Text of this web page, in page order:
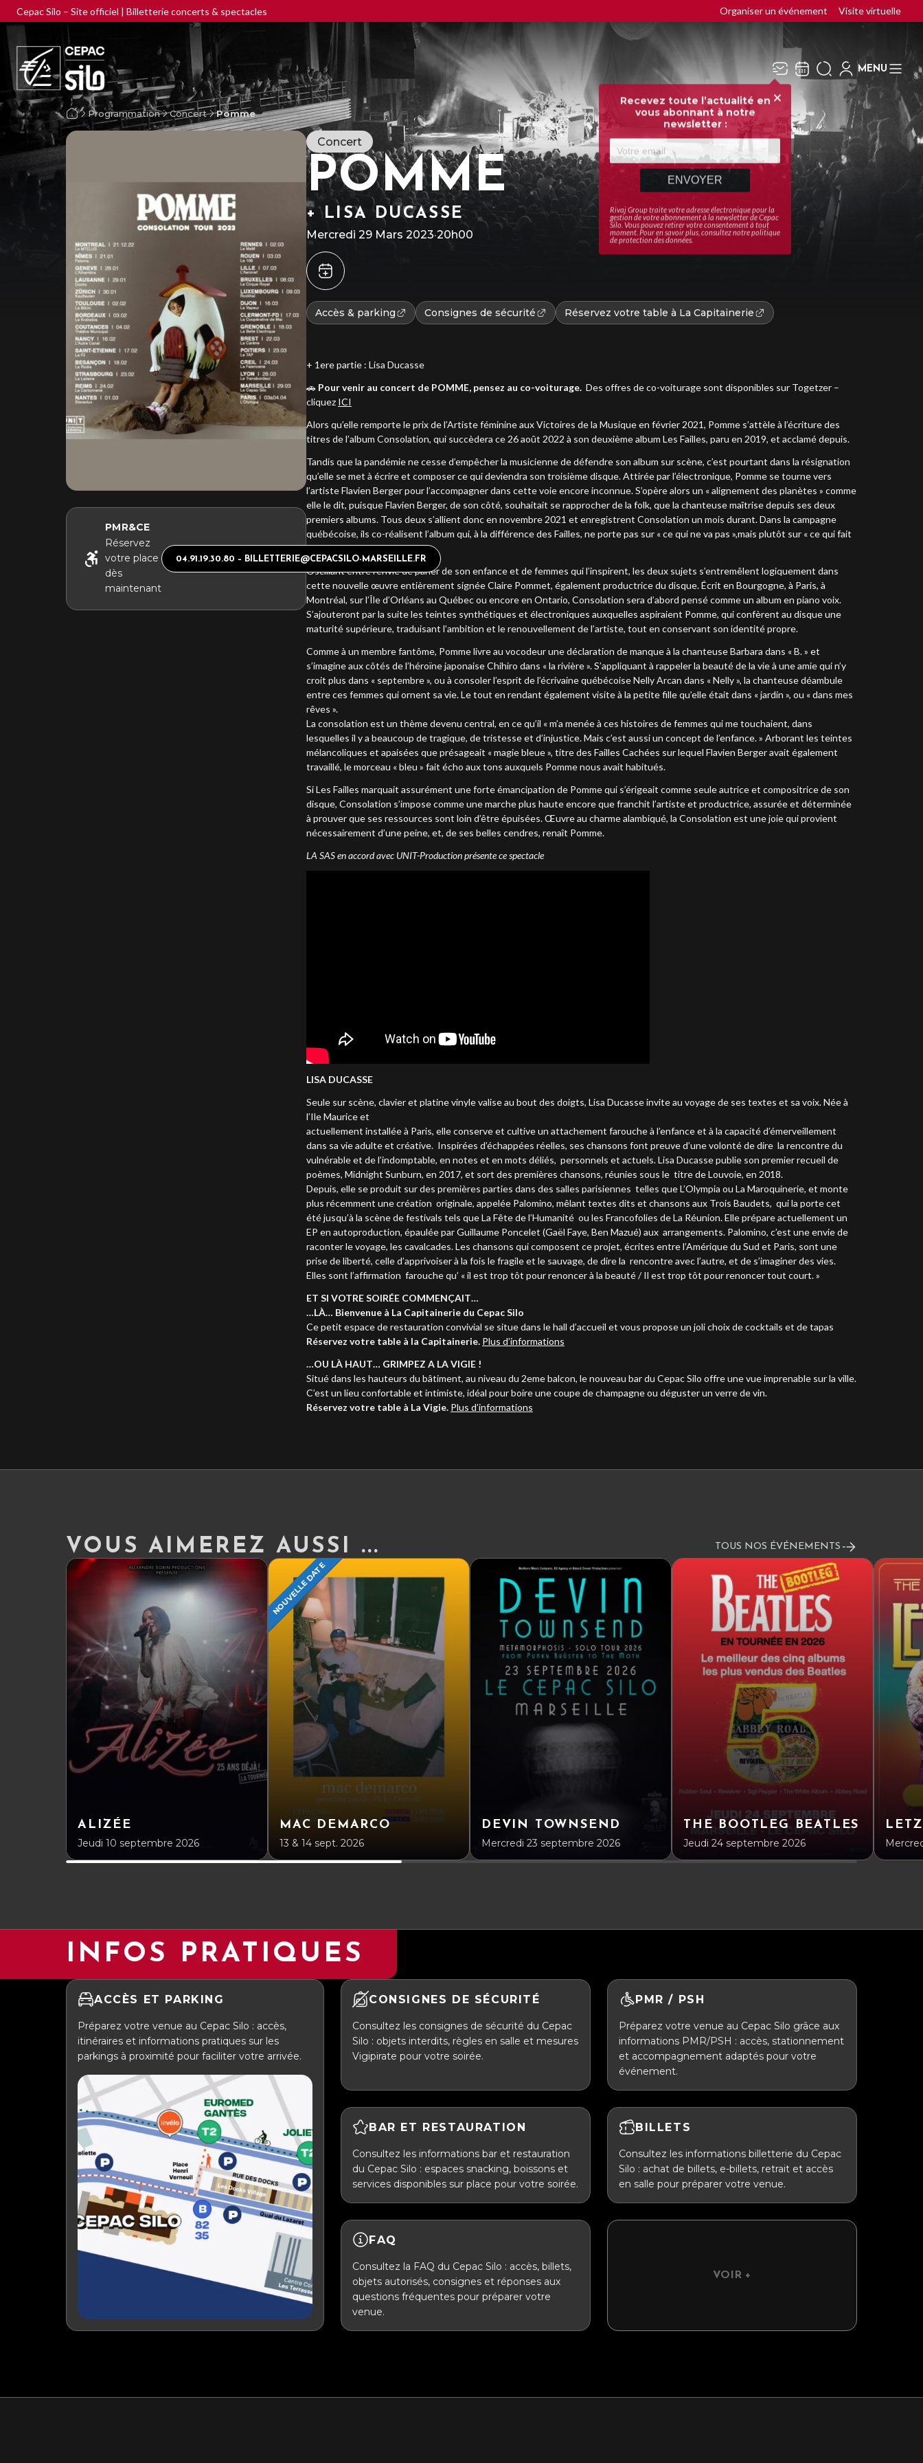
Cepac Silo – Site officiel | Billetterie concerts & spectacles Organiser un événement Visite virtuelle
Fermer
Recevez toute l’actualité en
vous abonnant à notre
newsletter :
ENVOYER
Rivaj Group traite votre adresse électronique pour la
gestion de votre abonnement à la newsletter deCepac
Silo. Vous pouvez retirer votre consentement à tout
moment. Pour en savoir plus, consultez notrepolitique
de protection des données.
MENU
Programmation Concert Pomme
PMR&CE
Réservez
votre place
dès
maintenant
04.91.19.30.80 – BILLETTERIE@CEPACSILO-MARSEILLE.FR
Concert
POMME
+ LISA DUCASSE
Mercredi 29 Mars 2023·20h00
Accès & parking Consignes de sécurité Réservez votre table à La Capitainerie
+ 1ere partie : Lisa Ducasse
🚗 Pour venir au concert de POMME, pensez au co-voiturage. Des offres de co-voiturage sont disponibles sur Togetzer –
cliquez ICI
Alors qu’elle remporte le prix de l’Artiste féminine aux Victoires de la Musique en février 2021, Pomme s’attèle à l’écriture des
titres de l’album Consolation, qui succèdera ce 26 août 2022 à son deuxième album Les Failles, paru en 2019, et acclamé depuis.
Tandis que la pandémie ne cesse d’empêcher la musicienne de défendre son album sur scène, c’est pourtant dans la résignation
qu’elle se met à écrire et composer ce qui deviendra son troisième disque. Attirée par l’électronique, Pomme se tourne vers
l’artiste Flavien Berger pour l’accompagner dans cette voie encore inconnue. S’opère alors un « alignement des planètes » comme
elle le dit, puisque Flavien Berger, de son côté, souhaitait se rapprocher de la folk, que la chanteuse maîtrise depuis ses deux
premiers albums. Tous deux s’allient donc en novembre 2021 et enregistrent Consolation un mois durant. Dans la campagne
québécoise, ils co-réalisent l’album qui, à la différence des Failles, ne porte pas sur « ce qui ne va pas »,mais plutôt sur « ce qui fait
du bien ».
Oscillant entre l’envie de parler de son enfance et de femmes qui l’inspirent, les deux sujets s’entremêlent logiquement dans
cette nouvelle œuvre entièrement signée Claire Pommet, également productrice du disque. Écrit en Bourgogne, à Paris, à
Montréal, sur l’Île d’Orléans au Québec ou encore en Ontario, Consolation sera d’abord pensé comme un album en piano voix.
S’ajouteront par la suite les teintes synthétiques et électroniques auxquelles aspiraient Pomme, qui confèrent au disque une
maturité supérieure, traduisant l’ambition et le renouvellement de l’artiste, tout en conservant son identité propre.
Comme à un membre fantôme, Pomme livre au vocodeur une déclaration de manque à la chanteuse Barbara dans « B. » et
s’imagine aux côtés de l’héroïne japonaise Chihiro dans « la rivière ». S’appliquant à rappeler la beauté de la vie à une amie qui n’y
croit plus dans « septembre », ou à consoler l’esprit de l’écrivaine québécoise Nelly Arcan dans « Nelly », la chanteuse déambule
entre ces femmes qui ornent sa vie. Le tout en rendant également visite à la petite fille qu’elle était dans « jardin », ou « dans mes
rêves ».
La consolation est un thème devenu central, en ce qu’il « m’a menée à ces histoires de femmes qui me touchaient, dans
lesquelles il y a beaucoup de tragique, de tristesse et d’injustice. Mais c’est aussi un concept de l’enfance. » Arborant les teintes
mélancoliques et apaisées que présageait « magie bleue », titre des Failles Cachées sur lequel Flavien Berger avait également
travaillé, le morceau « bleu » fait écho aux tons auxquels Pomme nous avait habitués.
Si Les Failles marquait assurément une forte émancipation de Pomme qui s’érigeait comme seule autrice et compositrice de son
disque, Consolation s’impose comme une marche plus haute encore que franchit l’artiste et productrice, assurée et déterminée
à prouver que ses ressources sont loin d’être épuisées. Œuvre au charme alambiqué, la Consolation est une joie qui provient
nécessairement d’une peine, et, de ses belles cendres, renaît Pomme.
LA SAS en accord avec UNIT-Production présente ce spectacle
LISA DUCASSE
Seule sur scène, clavier et platine vinyle valise au bout des doigts, Lisa Ducasse invite au voyage de ses textes et sa voix. Née à
l’Ile Maurice et
actuellement installée à Paris, elle conserve et cultive un attachement farouche à l’enfance et à la capacité d’émerveillement
dans sa vie adulte et créative. Inspirées d’échappées réelles, ses chansons font preuve d’une volonté de dire la rencontre du
vulnérable et de l’indomptable, en notes et en mots déliés, personnels et actuels. Lisa Ducasse publie son premier recueil de
poèmes, Midnight Sunburn, en 2017, et sort des premières chansons, réunies sous le titre de Louvoie, en 2018.
Depuis, elle se produit sur des premières parties dans des salles parisiennes telles que L’Olympia ou La Maroquinerie, et monte
plus récemment une création originale, appelée Palomino, mêlant textes dits et chansons aux Trois Baudets, qui la porte cet
été jusqu’à la scène de festivals tels que La Fête de l’Humanité ou les Francofolies de La Réunion. Elle prépare actuellement un
EP en autoproduction, épaulée par Guillaume Poncelet (Gaël Faye, Ben Mazué) aux arrangements. Palomino, c’est une envie de
raconter le voyage, les cavalcades. Les chansons qui composent ce projet, écrites entre l’Amérique du Sud et Paris, sont une
prise de liberté, celle d’apprivoiser à la fois le fragile et le sauvage, de dire la rencontre avec l’autre, et de s’imaginer des vies.
Elles sont l’affirmation farouche qu’ « il est trop tôt pour renoncer à la beauté / Il est trop tôt pour renoncer tout court. »
ET SI VOTRE SOIRÉE COMMENÇAIT…
…LÀ… Bienvenue à La Capitainerie du Cepac Silo
Ce petit espace de restauration convivial se situe dans le hall d’accueil et vous propose un joli choix de cocktails et de tapas
Réservez votre table à la Capitainerie. Plus d’informations
…OU LÀ HAUT… GRIMPEZ A LA VIGIE !
Situé dans les hauteurs du bâtiment, au niveau du 2eme balcon, le nouveau bar du Cepac Silo offre une vue imprenable sur la ville.
C’est un lieu confortable et intimiste, idéal pour boire une coupe de champagne ou déguster un verre de vin.
Réservez votre table à La Vigie. Plus d’informations
VOUS AIMEREZ AUSSI ... TOUS NOS ÉVÉNEMENTS
ALIZÉE
Jeudi 10 septembre 2026
NOUVELLE DATE
MAC DEMARCO
13 & 14 sept. 2026
DEVIN TOWNSEND
Mercredi 23 septembre 2026
THE BOOTLEG BEATLES
Jeudi 24 septembre 2026
INFOS PRATIQUES
ACCÈS ET PARKING
Préparez votre venue au Cepac Silo : accès,
itinéraires et informations pratiques sur les
parkings à proximité pour faciliter votre arrivée.
CONSIGNES DE SÉCURITÉ
Consultez les consignes de sécurité du Cepac
Silo : objets interdits, règles en salle et mesures
Vigipirate pour votre soirée.
PMR / PSH
Préparez votre venue au Cepac Silo grâce aux
informations PMR/PSH : accès, stationnement
et accompagnement adaptés pour votre
événement.
BAR ET RESTAURATION
Consultez les informations bar et restauration
du Cepac Silo : espaces snacking, boissons et
services disponibles sur place pour votre soirée.
BILLETS
Consultez les informations billetterie du Cepac
Silo : achat de billets, e-billets, retrait et accès
en salle pour préparer votre venue.
FAQ
Consultez la FAQ du Cepac Silo : accès, billets,
objets autorisés, consignes et réponses aux
questions fréquentes pour préparer votre
venue.
VOIR +